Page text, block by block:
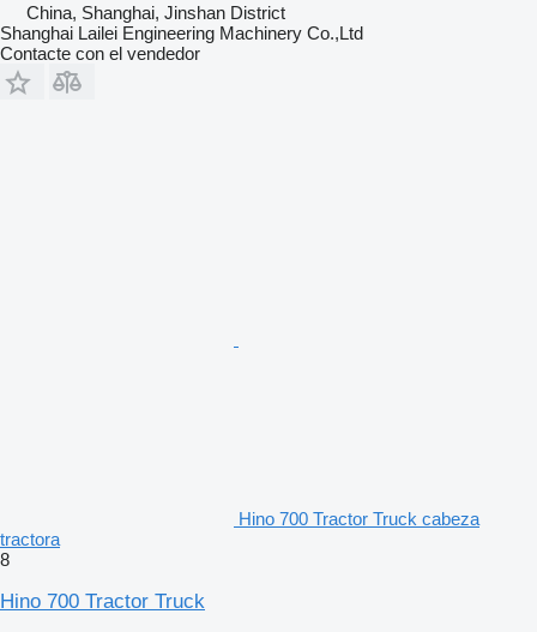
China, Shanghai, Jinshan District
Shanghai Lailei Engineering Machinery Co.,Ltd
Contacte con el vendedor
Hino 700 Tractor Truck cabeza
tractora
8
Hino 700 Tractor Truck